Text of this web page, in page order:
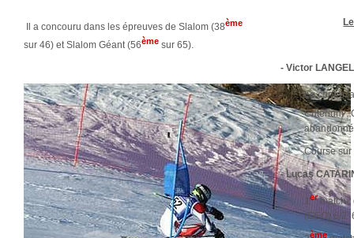
Il a concouru dans les épreuves de Slalom (38ème
sur 46) et Slalom Géant (56ème sur 65).
- Victor
Le contre
Critérium :
Course sur
- Lucas
1ermatch :
(GEO) 6/2
ème